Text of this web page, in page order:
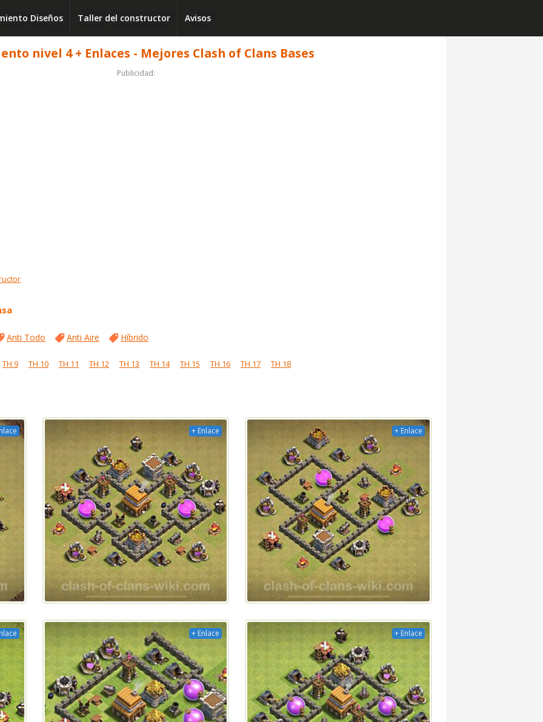
Diseños Taller del constructor Avisos
nivel 4 + Enlaces - Mejores Clash of Clans Bases
Publicidad:
Anti Todo Anti Aire Híbrido
TH 9 TH 10 TH 11 TH 12 TH 13 TH 14 TH 15 TH 16 TH 17 TH 18
+ Enlace + Enlace
+ Enlace + Enlace